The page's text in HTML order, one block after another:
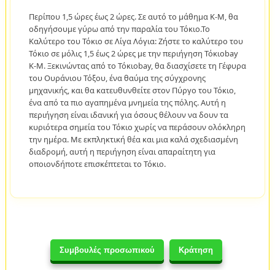
Συμβουλές προσωπικού Κράτηση
Περίπου 1,5 ώρες έως 2 ώρες. Σε αυτό το μάθημα K-M, θα
οδηγήσουμε γύρω από την παραλία του Τόκιο.Το
Καλύτερο του Τόκιο σε Λίγα Λόγια: Ζήστε το καλύτερο του
Τόκιο σε μόλις 1,5 έως 2 ώρες με την περιήγηση Τόκιοbay
K-M. Ξεκινώντας από το Τόκιοbay, θα διασχίσετε τη Γέφυρα
του Ουράνιου Τόξου, ένα θαύμα της σύγχρονης
μηχανικής, και θα κατευθυνθείτε στον Πύργο του Τόκιο,
ένα από τα πιο αγαπημένα μνημεία της πόλης. Αυτή η
περιήγηση είναι ιδανική για όσους θέλουν να δουν τα
κυριότερα σημεία του Τόκιο χωρίς να περάσουν ολόκληρη
την ημέρα. Με εκπληκτική θέα και μια καλά σχεδιασμένη
διαδρομή, αυτή η περιήγηση είναι απαραίτητη για
οποιονδήποτε επισκέπτεται το Τόκιο.